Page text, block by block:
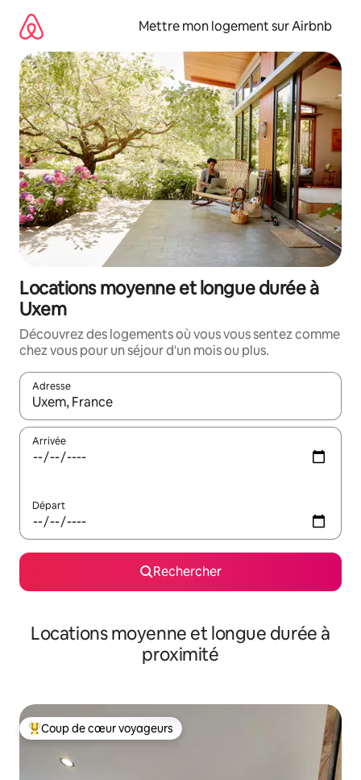
directement
contenu
Mettre mon logement sur Airbnb
Locations moyenne et longue durée à
Uxem
Découvrez des logements où vous vous sentez comme
chez vous pour un séjour d'un mois ou plus.
Adresse
Lorsque les résultats s'affichent, utilisez les flèches vers le
Arrivée
Départ
Rechercher
Locations moyenne et longue durée à
proximité
Coups de cœur voyageurs les plus appréciés
Coup de cœur voyageurs